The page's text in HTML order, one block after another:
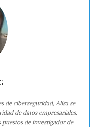
de ciberseguridad, Alisa se
de datos empresariales.
de investigador de